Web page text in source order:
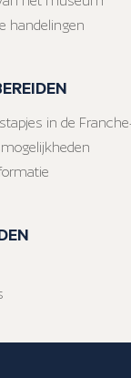
handelingen
in de